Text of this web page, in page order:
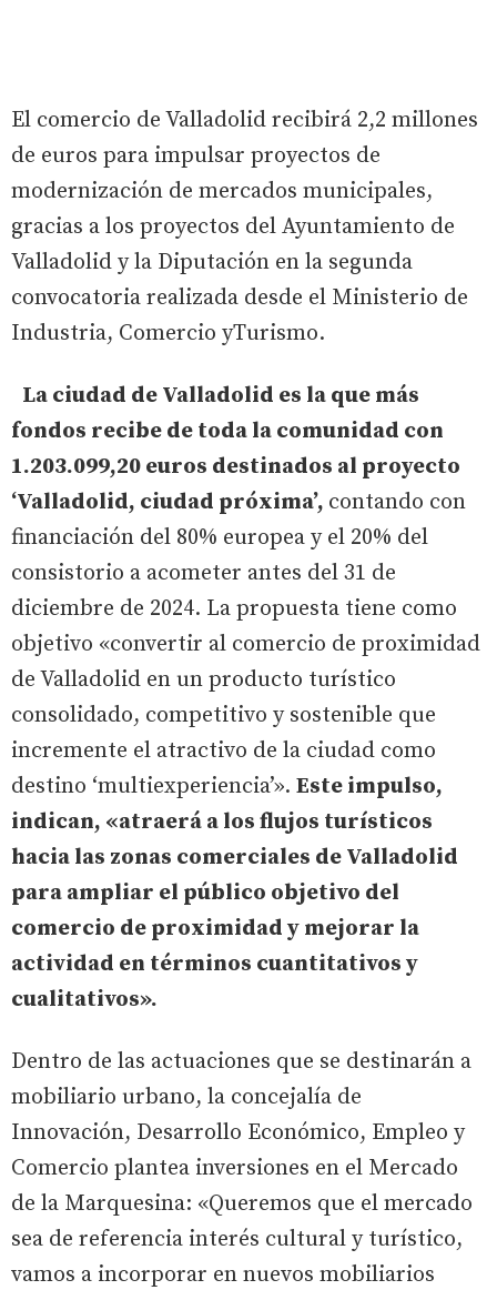
El comercio de Valladolid recibirá 2,2 millones
de euros para impulsar proyectos de
modernización de mercados municipales,
gracias a los proyectos del Ayuntamiento de
Valladolid y la Diputación en la segunda
convocatoria realizada desde el Ministerio de
Industria, Comercio yTurismo.
La ciudad de Valladolid es la que más
fondos recibe de toda la comunidad con
1.203.099,20 euros destinados al proyecto
‘Valladolid, ciudad próxima’, contando con
financiación del 80% europea y el 20% del
consistorio a acometer antes del 31 de
diciembre de 2024. La propuesta tiene como
objetivo «convertir al comercio de proximidad
de Valladolid en un producto turístico
consolidado, competitivo y sostenible que
incremente el atractivo de la ciudad como
destino ‘multiexperiencia’». Este impulso,
indican, «atraerá a los flujos turísticos
hacia las zonas comerciales de Valladolid
para ampliar el público objetivo del
comercio de proximidad y mejorar la
actividad en términos cuantitativos y
cualitativos».
Dentro de las actuaciones que se destinarán a
mobiliario urbano, la concejalía de
Innovación, Desarrollo Económico, Empleo y
Comercio plantea inversiones en el Mercado
de la Marquesina: «Queremos que el mercado
sea de referencia interés cultural y turístico,
vamos a incorporar en nuevos mobiliarios